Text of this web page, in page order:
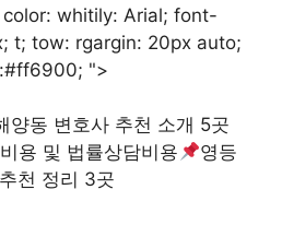
whitily: Arial; font-
t; tow: rgargin: 20px auto;
">
양동 변호사 추천 소개 5곳
용 및 법률상담비용
영등
천 정리 3곳